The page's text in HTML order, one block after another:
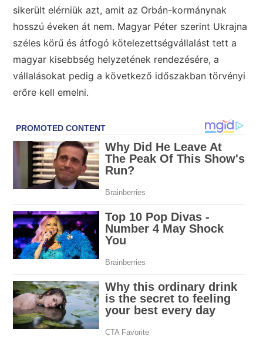
sikerült elérniük azt, amit az Orbán-kormánynak
hosszú éveken át nem. Magyar Péter szerint Ukrajna
széles körű és átfogó kötelezettségvállalást tett a
magyar kisebbség helyzetének rendezésére, a
vállalásokat pedig a következő időszakban törvényi
erőre kell emelni.